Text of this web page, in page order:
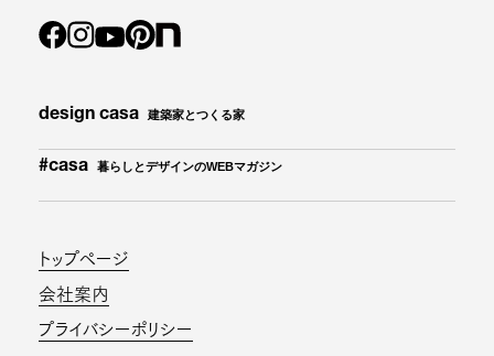
design casa 建築家とつくる家
#casa 暮らしとデザインのWEBマガジン
トップページ
会社案内
プライバシーポリシー